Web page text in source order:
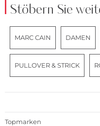
Stöbern Sie
MARC CAIN DAMEN
PULLOVER & STRICK
Topmarken